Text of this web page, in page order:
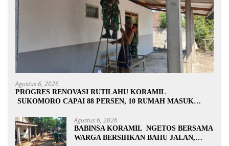
Agustus 6, 2026
PROGRES RENOVASI RUTILAHU KORAMIL
SUKOMORO CAPAI 88 PERSEN, 10 RUMAH MASUK
Agustus 6, 2026
BABINSA KORAMIL NGETOS BERSAMA
WARGA BERSIHKAN BAHU JALAN,